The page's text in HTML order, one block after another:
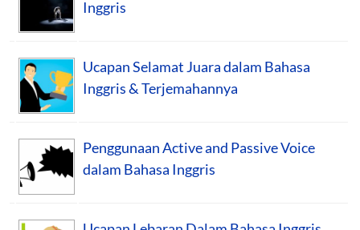
Inggris
Ucapan Selamat Juara dalam Bahasa
Inggris & Terjemahannya
Penggunaan Active and Passive Voice
dalam Bahasa Inggris